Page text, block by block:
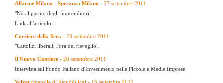
Allarme Milano - Speranza Milano - 27 settembre 2011
"No al partito degli imprenditori".
Link all'articolo.
Corriere della Sera - 23 settembre 2011
"Cattolici liberali, l'ora del risveglio".
Il Nuovo Cantiere - 20 settembre 2011
Intervista sul Fondo Italiano d'Investimento nelle Piccole e Medie Imprese
Velvet (mensile di Repubblica) - 13 settembre 2011